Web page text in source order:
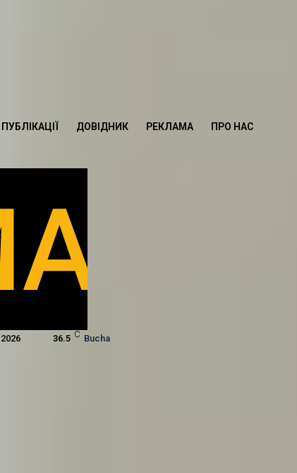
ПУБЛІКАЦІЇ ДОВІДНИК РЕКЛАМА ПРО НАС
36.5 C Bucha